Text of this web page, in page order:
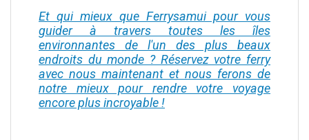
Et qui mieux que Ferrysamui pour vous
guider à travers toutes les îles
environnantes de l'un des plus beaux
endroits du monde ? Réservez votre ferry
avec nous maintenant et nous ferons de
notre mieux pour rendre votre voyage
encore plus incroyable !